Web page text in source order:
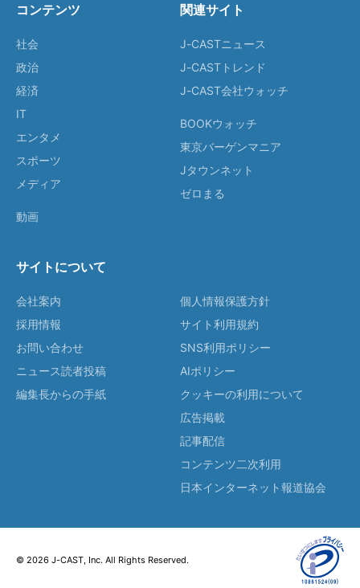
コンテンツ
社会
政治
経済
IT
エンタメ
スポーツ
メディア
動画
関連サイト
J-CASTニュース
J-CASTトレンド
J-CAST会社ウォッチ
BOOKウォッチ
東京バーゲンマニア
Jタウンネット
ゼロまる
サイトについて
会社案内
採用情報
お問い合わせ
ニュース読者投稿
編集長からの手紙
個人情報保護方針
サイト利用規約
SNS利用ポリシー
AIポリシー
クッキーの利用について
広告掲載
記事配信
コンテンツ二次利用
日本インターネット報道協会
© 2026 J-CAST, Inc. All Rights Reserved.